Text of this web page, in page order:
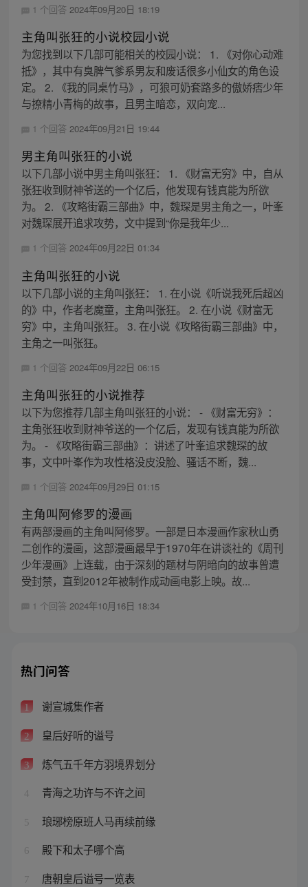
1 个回答 2024年09月20日 18:19
主角叫张狂的小说校园小说
为您找到以下几部可能相关的校园小说： 1. 《对你心动难
抵》，其中有臭脾气爹系男友和废话很多小仙女的角色设
定。 2. 《我的同桌竹马》，可狼可奶套路多的傲娇痞少年
与撩精小青梅的故事，且男主暗恋，双向宠...
1 个回答 2024年09月21日 19:44
男主角叫张狂的小说
以下几部小说中男主角叫张狂： 1. 《财富无穷》中，自从
张狂收到财神爷送的一个亿后，他发现有钱真能为所欲
为。 2. 《攻略街霸三部曲》中，魏琛是男主角之一，叶峯
对魏琛展开追求攻势，文中提到“你是我年少...
1 个回答 2024年09月22日 01:34
主角叫张狂的小说
以下几部小说的主角叫张狂： 1. 在小说《听说我死后超凶
的》中，作者老魔童，主角叫张狂。 2. 在小说《财富无
穷》中，主角叫张狂。 3. 在小说《攻略街霸三部曲》中，
主角之一叫张狂。
1 个回答 2024年09月22日 06:15
主角叫张狂的小说推荐
以下为您推荐几部主角叫张狂的小说： - 《财富无穷》：
主角张狂收到财神爷送的一个亿后，发现有钱真能为所欲
为。 - 《攻略街霸三部曲》：讲述了叶峯追求魏琛的故
事，文中叶峯作为攻性格没皮没脸、骚话不断，魏...
1 个回答 2024年09月29日 01:15
主角叫阿修罗的漫画
有两部漫画的主角叫阿修罗。一部是日本漫画作家秋山勇
二创作的漫画，这部漫画最早于1970年在讲谈社的《周刊
少年漫画》上连载，由于深刻的题材与阴暗向的故事曾遭
受封禁，直到2012年被制作成动画电影上映。故...
1 个回答 2024年10月16日 18:34
热门问答
1 谢宣城集作者
2 皇后好听的谥号
3 炼气五千年方羽境界划分
4 青海之功许与不许之间
5 琅琊榜原班人马再续前缘
6 殿下和太子哪个高
7 唐朝皇后谥号一览表